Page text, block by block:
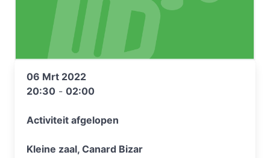
06 Mrt 2022
20:30 - 02:00
Activiteit afgelopen
Kleine zaal, Canard Bizar